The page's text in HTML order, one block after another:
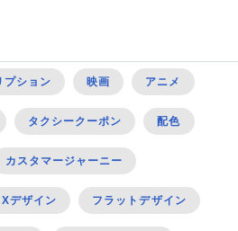
プション 映画 アニメ
タクシークーポン 配色
カスタマージャーニー
デザイン フラットデザイン